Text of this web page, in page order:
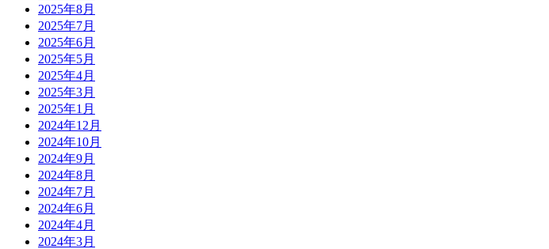
2025年8月
2025年7月
2025年6月
2025年5月
2025年4月
2025年3月
2025年1月
2024年12月
2024年10月
2024年9月
2024年8月
2024年7月
2024年6月
2024年4月
2024年3月